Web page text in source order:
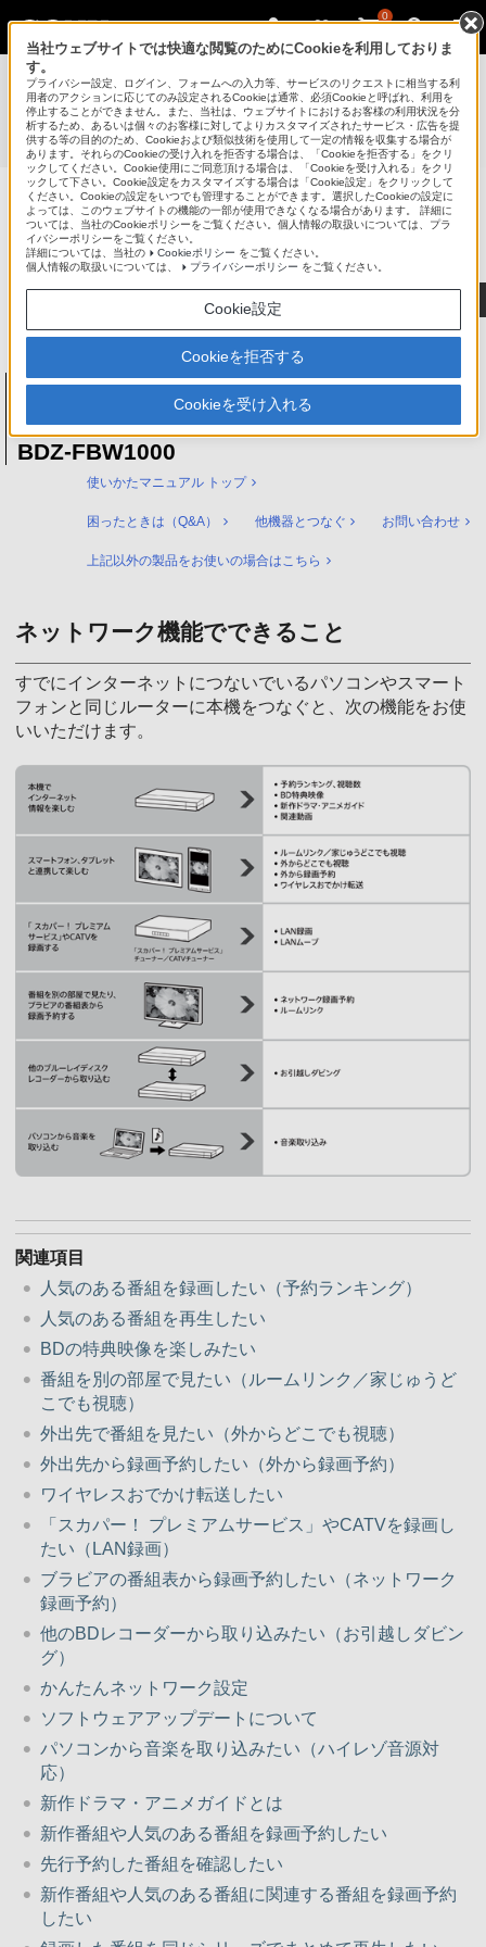
0
使いかたマニュアル（取扱説明 Web版）
BDZ-FBT4000 / BDZ-FBT3000 / BDZ-FBT2000 / BDZ-
FBT1000 / BDZ-FBW2000 / BDZ-FBW1000 使いかたマニュ
アル
ブルーレイディスク/DVDレコーダー
サポート・お問い合わせ
ブルーレイディスク/DVDレコーダー
BDZ-FBT4000 / BDZ-FBT3000 / BDZ-
FBT2000 / BDZ-FBT1000 / BDZ-FBW2000 /
BDZ-FBW1000
使いかたマニュアル トップ
困ったときは（Q&A） 他機器とつなぐ お問い合わせ
上記以外の製品をお使いの場合はこちら
ネットワーク機能でできること
すでにインターネットにつないでいるパソコンやスマート
フォンと同じルーターに本機をつなぐと、次の機能をお使
いいただけます。
関連項目
人気のある番組を録画したい（予約ランキング）
人気のある番組を再生したい
BDの特典映像を楽しみたい
番組を別の部屋で見たい（ルームリンク／家じゅうど
こでも視聴）
外出先で番組を見たい（外からどこでも視聴）
外出先から録画予約したい（外から録画予約）
ワイヤレスおでかけ転送したい
「スカパー！ プレミアムサービス」やCATVを録画し
たい（LAN録画）
ブラビアの番組表から録画予約したい（ネットワーク
録画予約）
他のBDレコーダーから取り込みたい（お引越しダビン
グ）
かんたんネットワーク設定
ソフトウェアアップデートについて
パソコンから音楽を取り込みたい（ハイレゾ音源対
応）
新作ドラマ・アニメガイドとは
新作番組や人気のある番組を録画予約したい
先行予約した番組を確認したい
新作番組や人気のある番組に関連する番組を録画予約
したい
当社ウェブサイトでは快適な閲覧のためにCookieを利用しておりま
す。
プライバシー設定、ログイン、フォームへの入力等、サービスのリクエストに相当する利
用者のアクションに応じてのみ設定されるCookieは通常、必須Cookieと呼ばれ、利用を
停止することができません。また、当社は、ウェブサイトにおけるお客様の利用状況を分
析するため、あるいは個々のお客様に対してよりカスタマイズされたサービス・広告を提
供する等の目的のため、Cookieおよび類似技術を使用して一定の情報を収集する場合が
あります。それらのCookieの受け入れを拒否する場合は、「Cookieを拒否する」をクリ
ックしてください。Cookie使用にご同意頂ける場合は、「Cookieを受け入れる」をクリ
ックして下さい。Cookie設定をカスタマイズする場合は「Cookie設定」をクリックして
ください。Cookieの設定をいつでも管理することができます。選択したCookieの設定に
よっては、このウェブサイトの機能の一部が使用できなくなる場合があります。 詳細に
ついては、当社のCookieポリシーをご覧ください。個人情報の取扱いについては、プラ
イバシーポリシーをご覧ください。
詳細については、当社の
Cookieポリシー をご覧ください。
個人情報の取扱いについては、
プライバシーポリシー をご覧ください。
Cookie設定
Cookieを拒否する
Cookieを受け入れる